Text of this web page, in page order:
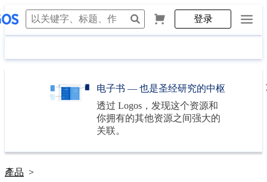
登录
电子书 — 也是圣经研究的中枢
透过 Logos ，发现这个资源和
你拥有的其他资源之间强大的
关联。
產品 >